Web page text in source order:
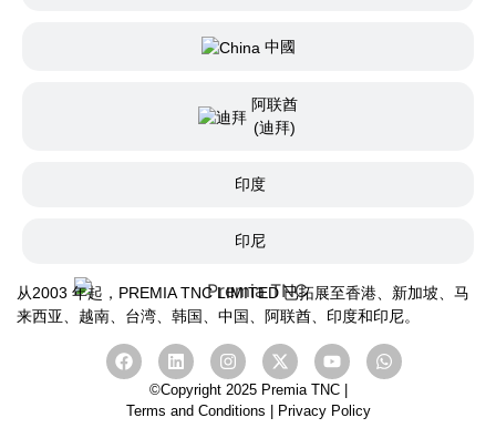
中國
阿联酋
(迪拜)
印度
印尼
从2003 年起，PREMIA TNC LIMITED 已拓展至香港、新加坡、马
来西亚、越南、台湾、韩国、中国、
阿联酋 、印度和印尼。
©Copyright 2025 Premia TNC |
Terms and Conditions
Privacy Policy